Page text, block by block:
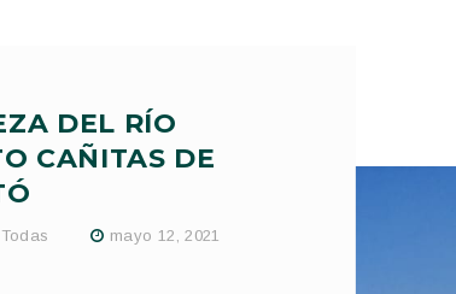
DEL RÍO
CAÑITAS DE
Todas mayo 12, 2021